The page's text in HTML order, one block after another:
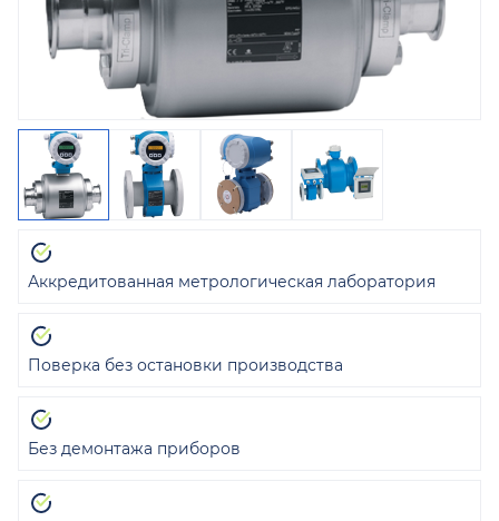
Аккредитованная метрологическая лаборатория
Поверка без остановки производства
Без демонтажа приборов